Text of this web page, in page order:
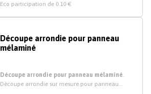
Eco participation de 0.10 €
Découpe arrondie pour panneau
mélaminé
Découpe arrondie pour panneau mélaminé.
Découpe arrondie sur mesure pour panneau